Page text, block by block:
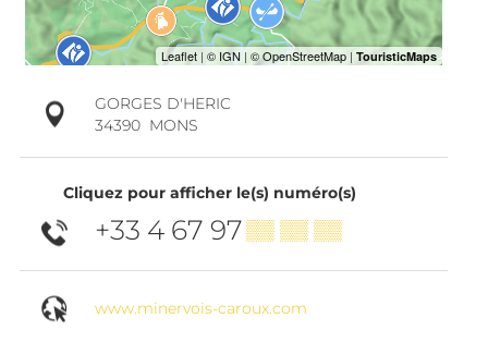
GORGES D'HERIC
34390 MONS
Cliquez pour afficher le(s) numéro(s)
+33 4 67 97▒▒ ▒▒ ▒▒
www.minervois-caroux.com